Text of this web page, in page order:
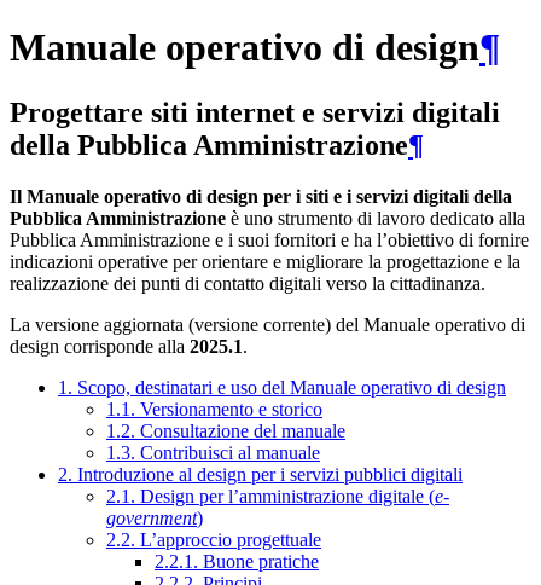
Manuale operativo di design¶
Progettare siti internet e servizi digitali
della Pubblica Amministrazione¶
Il Manuale operativo di design per i siti e i servizi digitali della
Pubblica Amministrazione è uno strumento di lavoro dedicato alla
Pubblica Amministrazione e i suoi fornitori e ha l’obiettivo di fornire
indicazioni operative per orientare e migliorare la progettazione e la
realizzazione dei punti di contatto digitali verso la cittadinanza.
La versione aggiornata (versione corrente) del Manuale operativo di
design corrisponde alla 2025.1.
1. Scopo, destinatari e uso del Manuale operativo di design
1.1. Versionamento e storico
1.2. Consultazione del manuale
1.3. Contribuisci al manuale
2. Introduzione al design per i servizi pubblici digitali
2.1. Design per l’amministrazione digitale (e-
government)
2.2. L’approccio progettuale
2.2.1. Buone pratiche